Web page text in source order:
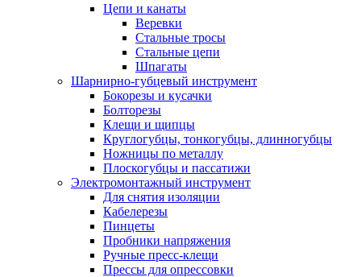
Цепи и канаты
Веревки
Стальные тросы
Стальные цепи
Шпагаты
Шарнирно-губцевый инструмент
Бокорезы и кусачки
Болторезы
Клещи и щипцы
Круглогубцы, тонкогубцы, длинногубцы
Ножницы по металлу
Плоскогубцы и пассатижи
Электромонтажный инструмент
Для снятия изоляции
Кабелерезы
Пинцеты
Пробники напряжения
Ручные пресс-клещи
Прессы для опрессовки